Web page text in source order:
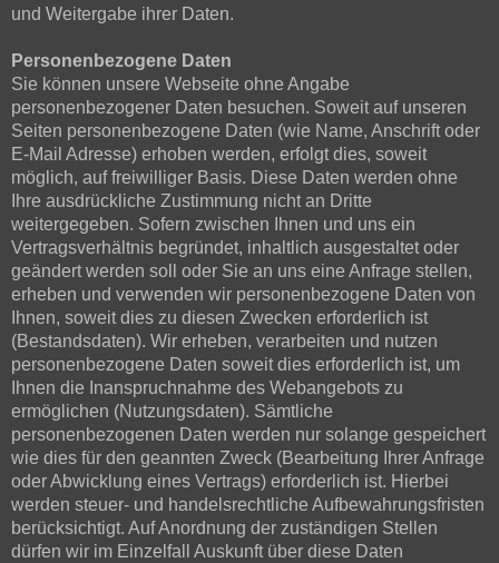
und Weitergabe ihrer Daten.
Personenbezogene Daten
Sie können unsere Webseite ohne Angabe
personenbezogener Daten besuchen. Soweit auf unseren
Seiten personenbezogene Daten (wie Name, Anschrift oder
E-Mail Adresse) erhoben werden, erfolgt dies, soweit
möglich, auf freiwilliger Basis. Diese Daten werden ohne
Ihre ausdrückliche Zustimmung nicht an Dritte
weitergegeben. Sofern zwischen Ihnen und uns ein
Vertragsverhältnis begründet, inhaltlich ausgestaltet oder
geändert werden soll oder Sie an uns eine Anfrage stellen,
erheben und verwenden wir personenbezogene Daten von
Ihnen, soweit dies zu diesen Zwecken erforderlich ist
(Bestandsdaten). Wir erheben, verarbeiten und nutzen
personenbezogene Daten soweit dies erforderlich ist, um
Ihnen die Inanspruchnahme des Webangebots zu
ermöglichen (Nutzungsdaten). Sämtliche
personenbezogenen Daten werden nur solange gespeichert
wie dies für den geannten Zweck (Bearbeitung Ihrer Anfrage
oder Abwicklung eines Vertrags) erforderlich ist. Hierbei
werden steuer- und handelsrechtliche Aufbewahrungsfristen
berücksichtigt. Auf Anordnung der zuständigen Stellen
dürfen wir im Einzelfall Auskunft über diese Daten